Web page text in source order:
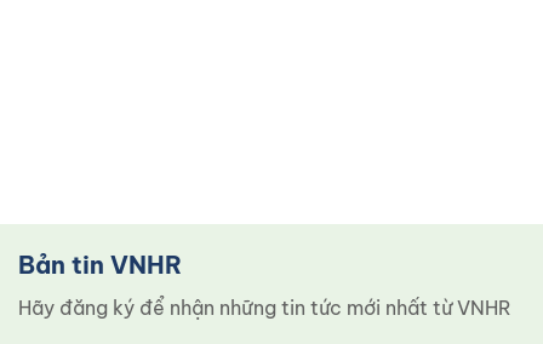
Bản tin VNHR
Hãy đăng ký để nhận những tin tức mới nhất từ ​​VNHR